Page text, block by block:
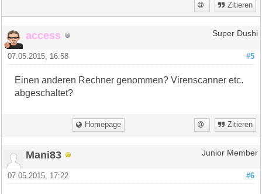
Zitieren
access Super Dushi
#5
07.05.2015, 16:58
Einen anderen Rechner genommen? Virenscanner etc.
abgeschaltet?
Homepage Zitieren
Mani83 Junior Member
#6
07.05.2015, 17:22